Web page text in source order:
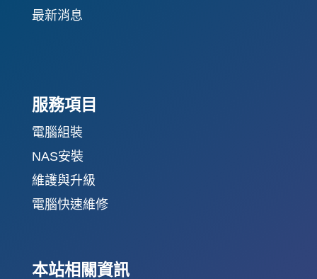
最新消息
服務項目
電腦組裝
NAS安裝
維護與升級
電腦快速維修
本站相關資訊